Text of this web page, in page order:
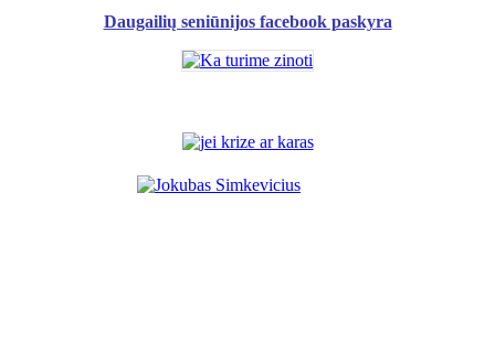
Daugailių seniūnijos facebook paskyra